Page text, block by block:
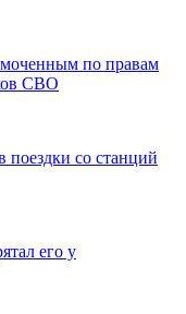
по правам
СВО
поездки со станций
его у